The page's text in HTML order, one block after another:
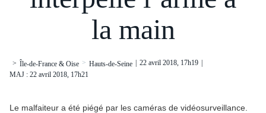
la main
> Île-de-France & Oise > Hauts-de-Seine 22 avril 2018, 17h19
MAJ : 22 avril 2018, 17h21
Le malfaiteur a été piégé par les caméras de vidéosurveillance.